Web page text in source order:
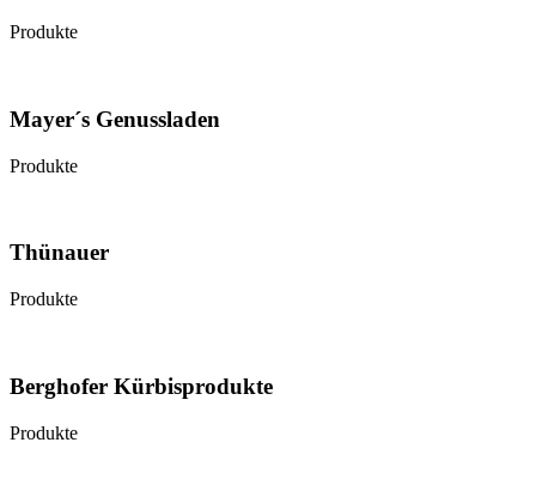
Produkte
Mayer´s Genussladen
Produkte
Thünauer
Produkte
Berghofer Kürbisprodukte
Produkte